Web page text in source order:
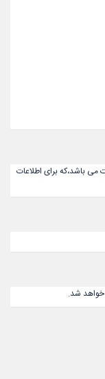
باشد،که برای اطلاعات
خواهد شد.